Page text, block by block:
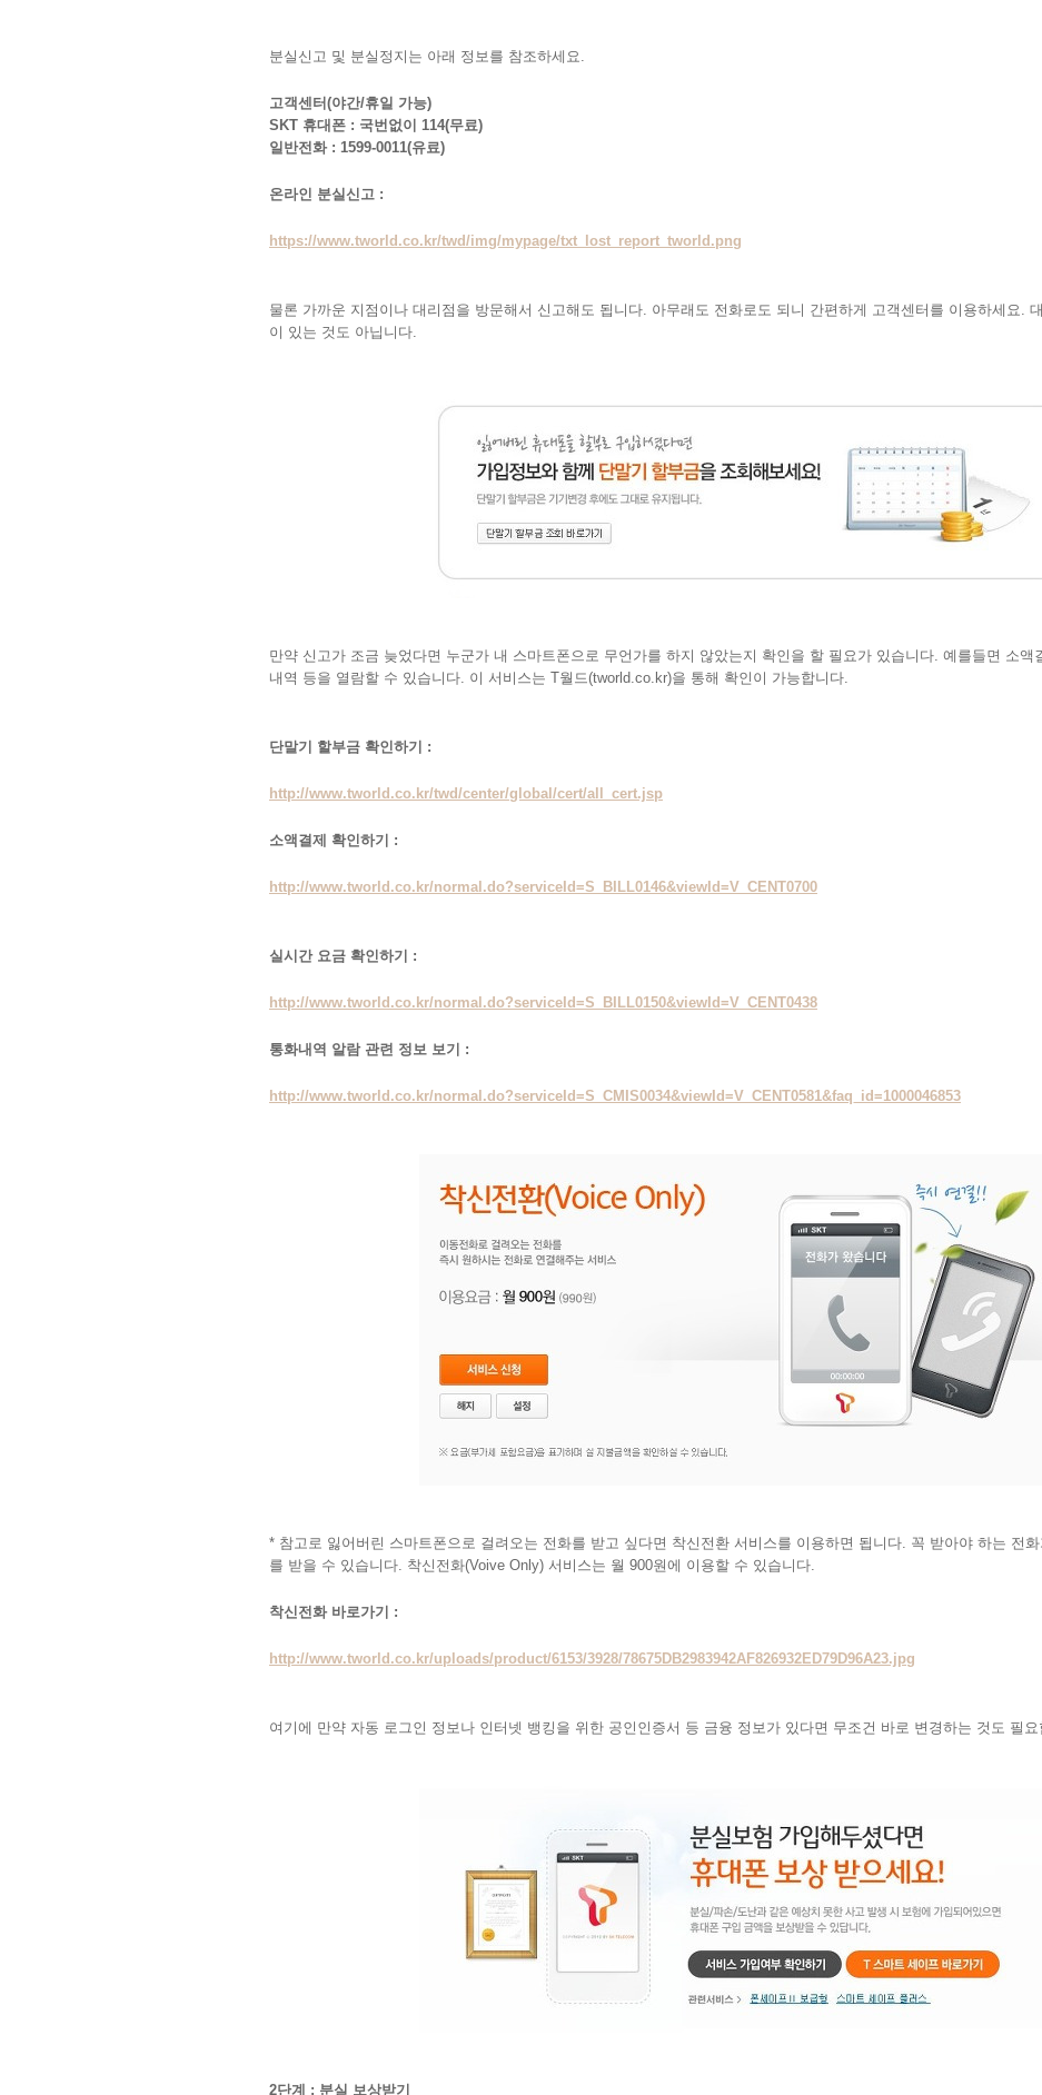
분실신고 및 분실정지는 아래 정보를 참조하세요.
고객센터(야간/휴일 가능)
SKT 휴대폰 : 국번없이 114(무료)
일반전화 : 1599-0011(유료)
온라인 분실신고 :
https://www.tworld.co.kr/twd/img/mypage/txt_lost_report_tworld.png
물론 가까운 지점이나 대리점을 방문해서 신고해도 됩니다. 아무래도 전화로도 되니 간편하게 고객센터를 이용하세요.
이 있는 것도 아닙니다.
만약 신고가 조금 늦었다면 누군가 내 스마트폰으로 무언가를 하지 않았는지 확인을 할 필요가 있습니다. 예를들면 소
내역 등을 열람할 수 있습니다. 이 서비스는 T월드(tworld.co.kr)을 통해 확인이 가능합니다.
단말기 할부금 확인하기 :
http://www.tworld.co.kr/twd/center/global/cert/all_cert.jsp
소액결제 확인하기 :
http://www.tworld.co.kr/normal.do?serviceId=S_BILL0146&viewId=V_CENT0700
실시간 요금 확인하기 :
http://www.tworld.co.kr/normal.do?serviceId=S_BILL0150&viewId=V_CENT0438
통화내역 알람 관련 정보 보기 :
http://www.tworld.co.kr/normal.do?serviceId=S_CMIS0034&viewId=V_CENT0581&faq_id=1000046853
* 참고로 잃어버린 스마트폰으로 걸려오는 전화를 받고 싶다면 착신전환 서비스를 이용하면 됩니다. 꼭 받아야 하는 전
를 받을 수 있습니다. 착신전화(Voive Only) 서비스는 월 900원에 이용할 수 있습니다.
착신전화 바로가기 :
http://www.tworld.co.kr/uploads/product/6153/3928/78675DB2983942AF826932ED79D96A23.jpg
여기에 만약 자동 로그인 정보나 인터넷 뱅킹을 위한 공인인증서 등 금융 정보가 있다면 무조건 바로 변경하는 것도 필요
2단계 : 분실 보상받기